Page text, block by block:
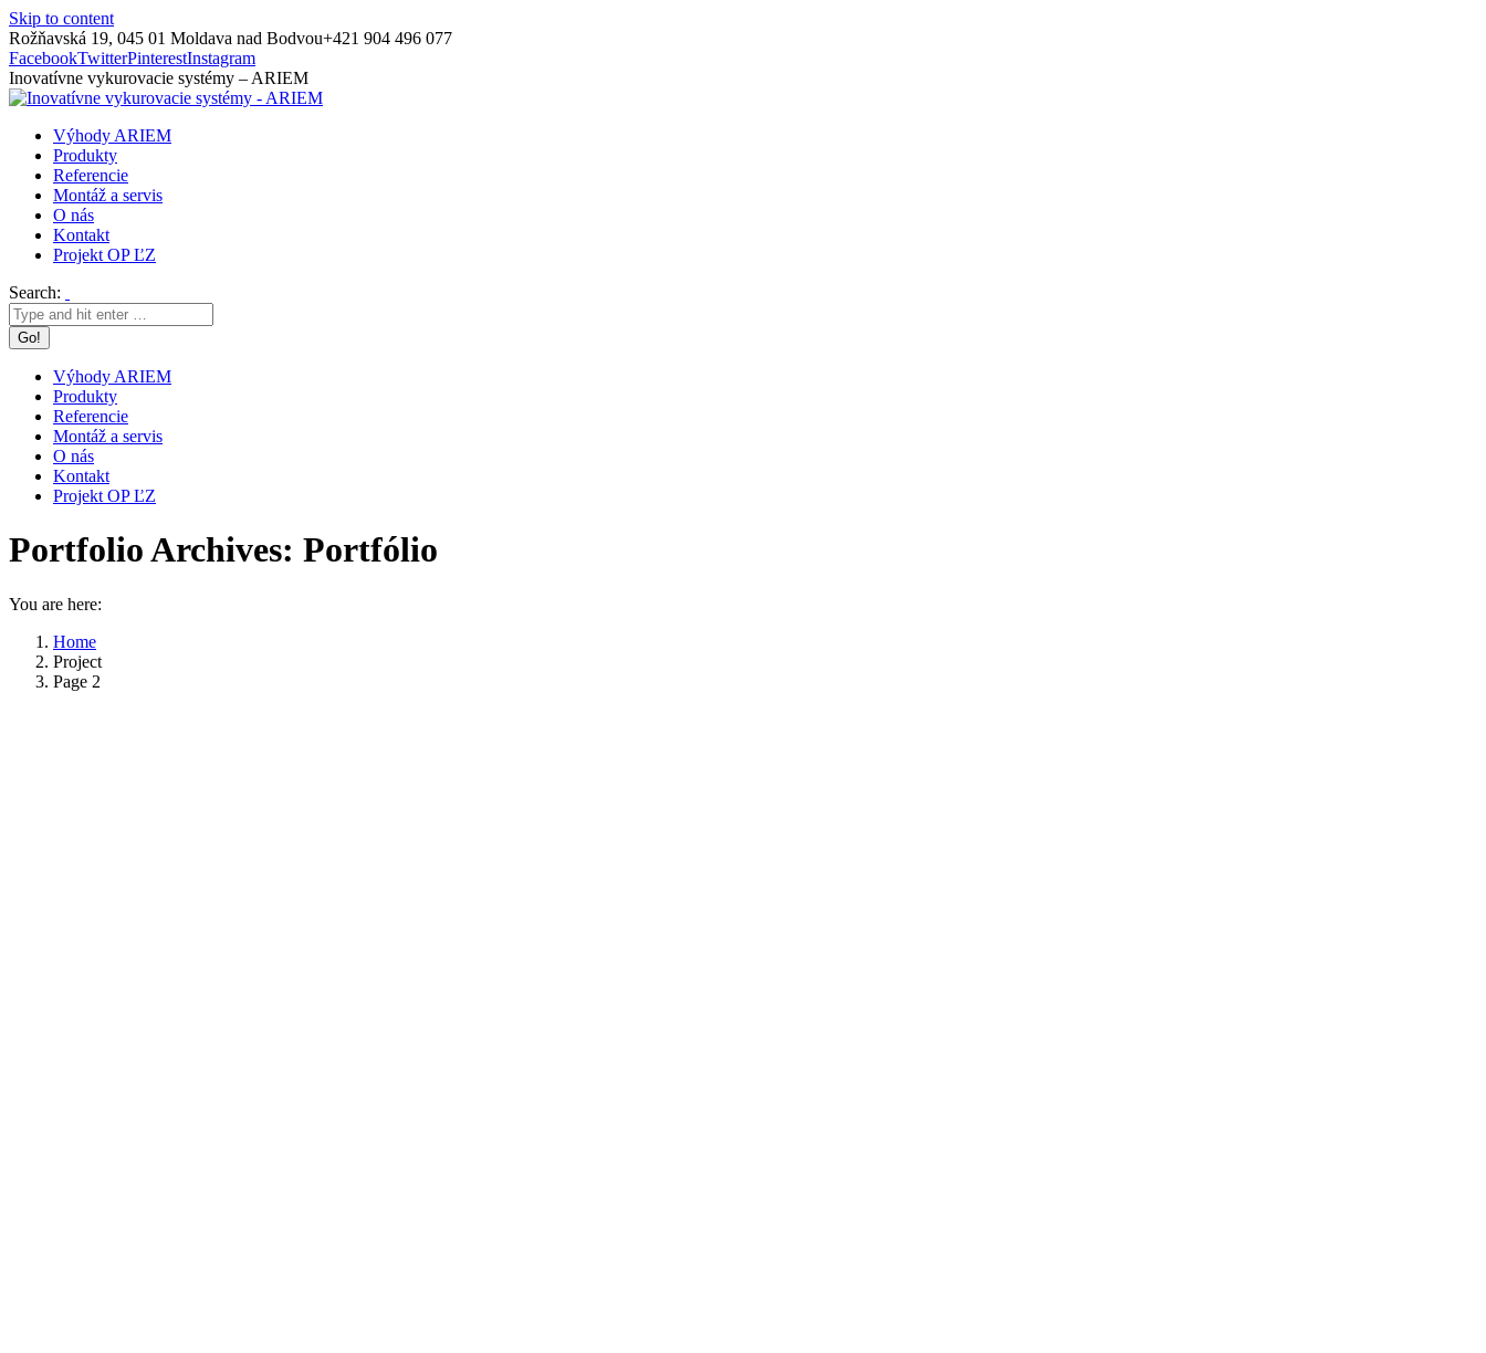
Skip to content
Rožňavská 19, 045 01 Moldava nad Bodvou+421 904 496 077
FacebookTwitterPinterestInstagram
Inovatívne vykurovacie systémy – ARIEM
Výhody ARIEM
Produkty
Referencie
Montáž a servis
O nás
Kontakt
Projekt OP ĽZ
Search:
Výhody ARIEM
Produkty
Referencie
Montáž a servis
O nás
Kontakt
Projekt OP ĽZ
Portfolio Archives: Portfólio
You are here:
Home
Project
Page 2